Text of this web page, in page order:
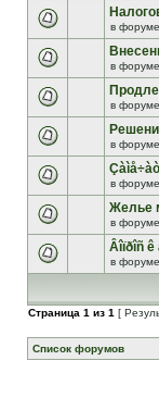
в форуме
в форуме
в форуме
в форуме
в форуме
Желье
в форуме
Âîïðîñ ê
в форуме
Страница 1 из 1 [
Список форумов